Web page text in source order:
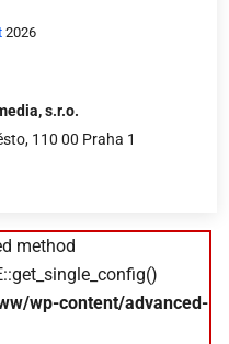
2026
s.r.o.
110 00 Praha 1
method
wp-content/advanced-